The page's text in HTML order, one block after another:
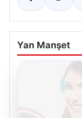
Yan Manşet